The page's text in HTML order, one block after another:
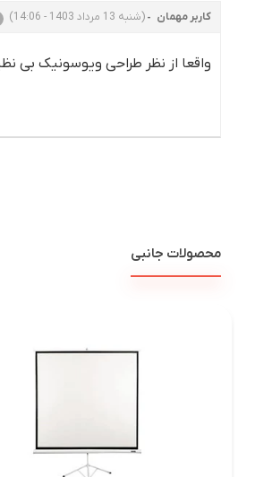
کاربر مهمان (شنبه 13 مرداد 1403 - 14:06)
واقعا از نظر طراحی ویوسونیک بی
محصولات جانبی